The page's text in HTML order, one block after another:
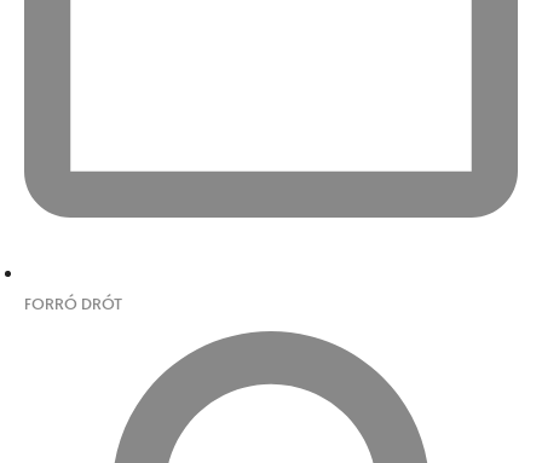
FORRÓ DRÓT